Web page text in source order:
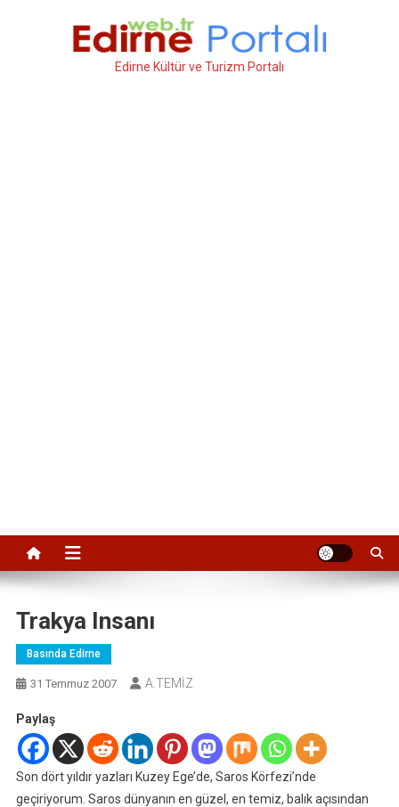
Edirne Kültür ve Turizm Portalı
Trakya Insanı
Basında Edirne
31 Temmuz 2007 A.TEMİZ
Paylaş
Son dört yıldır yazları Kuzey Ege’de, Saros Körfezi’nde
geçiriyorum. Saros dünyanın en güzel, en temiz, balık açısından